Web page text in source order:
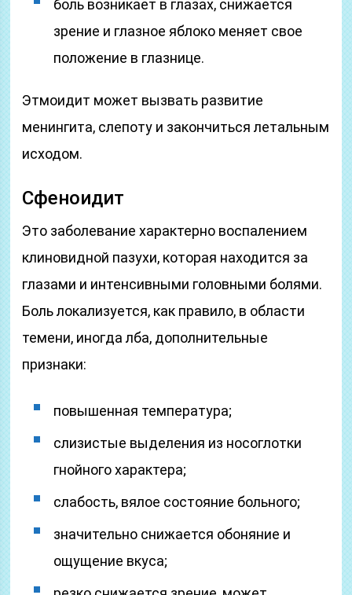
боль возникает в глазах, снижается
зрение и глазное яблоко меняет свое
положение в глазнице.
Этмоидит может вызвать развитие
менингита, слепоту и закончиться летальным
исходом.
Сфеноидит
Это заболевание характерно воспалением
клиновидной пазухи, которая находится за
глазами и интенсивными головными болями.
Боль локализуется, как правило, в области
темени, иногда лба, дополнительные
признаки:
повышенная температура;
слизистые выделения из носоглотки
гнойного характера;
слабость, вялое состояние больного;
значительно снижается обоняние и
ощущение вкуса;